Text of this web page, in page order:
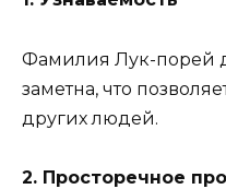
Фамилия Лук-порей
заметна, что
других людей.
2. Просторечное